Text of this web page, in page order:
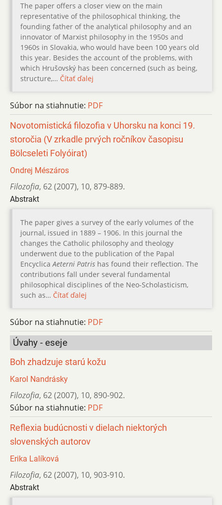
The paper offers a closer view on the main
representative of the philosophical thinking, the
founding father of the analytical philosophy and an
innovator of Marxist philosophy in the 1950s and
1960s in Slovakia, who would have been 100 years old
this year. Besides the account of the problems, with
which Hrušovský has been concerned (such as being,
structure,… Čítať ďalej
Súbor na stiahnutie: PDF
Novotomistická filozofia v Uhorsku na konci 19.
storočia (V zrkadle prvých ročníkov časopisu
Bölcseleti Folyóirat)
Ondrej Mészáros
Filozofia, 62 (2007), 10, 879-889.
Abstrakt
The paper gives a survey of the early volumes of the
journal, issued in 1889 – 1906. In this journal the
changes the Catholic philosophy and theology
underwent due to the publication of the Papal
EncyclicaAeterni Patris has found their reflection. The
contributions fall under several fundamental
philosophical disciplines of the Neo-Scholasticism,
such as… Čítať ďalej
Súbor na stiahnutie: PDF
Úvahy - eseje
Boh zhadzuje starú kožu
Karol Nandrásky
Filozofia, 62 (2007), 10, 890-902.
Súbor na stiahnutie: PDF
Reflexia budúcnosti v dielach niektorých
slovenských autorov
Erika Lalíková
Filozofia, 62 (2007), 10, 903-910.
Abstrakt